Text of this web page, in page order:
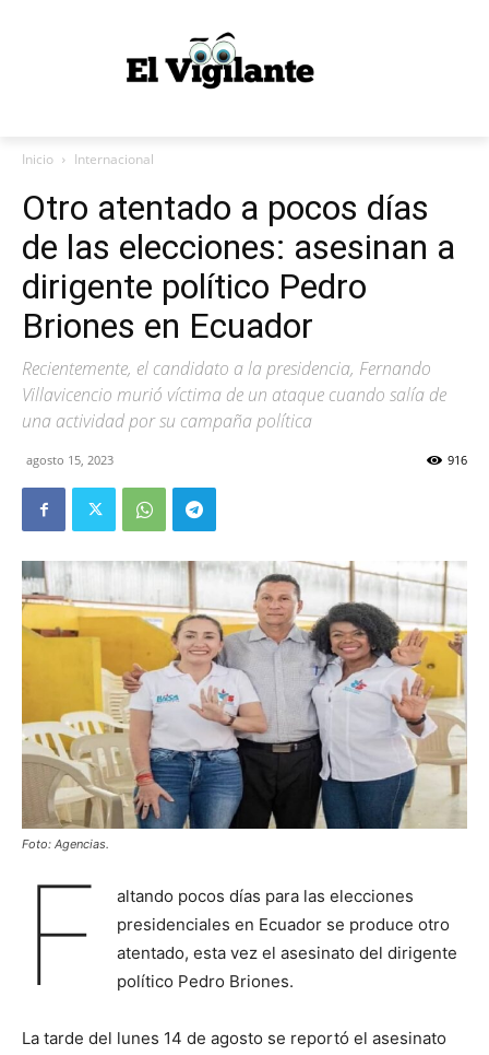
Inicio Internacional
Otro atentado a pocos días
de las elecciones: asesinan a
dirigente político Pedro
Briones en Ecuador
Recientemente, el candidato a la presidencia, Fernando
Villavicencio murió víctima de un ataque cuando salía de
una actividad por su campaña política
agosto 15, 2023 916
Foto: Agencias.
F
altando pocos días para las elecciones
presidenciales en Ecuador se produce otro
atentado, esta vez el asesinato del dirigente
político Pedro Briones.
La tarde del lunes 14 de agosto se reportó el asesinato